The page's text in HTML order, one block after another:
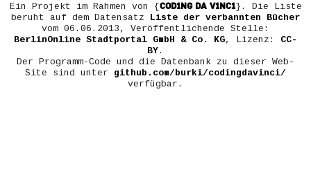
Ein Projekt im Rahmen von {COD1NG DA V1NC1}. Die Liste
beruht auf dem Datensatz Liste der verbannten Bücher
vom 06.06.2013, Veröffentlichende Stelle:
BerlinOnline Stadtportal GmbH & Co. KG, Lizenz: CC-
BY.
Der Programm-Code und die Datenbank zu dieser Web-
Site sind unter github.com/burki/codingdavinci/
verfügbar.